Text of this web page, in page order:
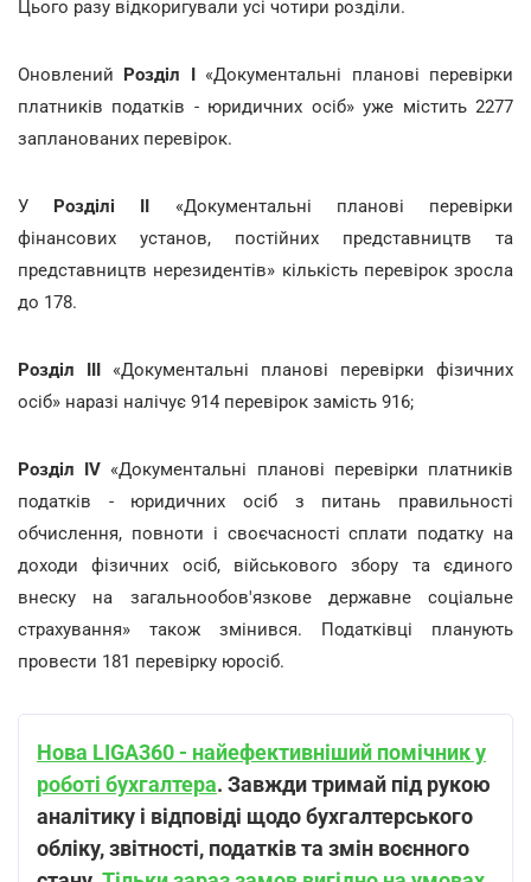
Цього разу відкоригували усі чотири розділи.
Оновлений Розділ I«Документальні планові перевірки
платників податків - юридичних осіб» уже містить 2277
запланованих перевірок.
У Розділі II «Документальні планові перевірки
фінансових установ, постійних представництв та
представництв нерезидентів» кількість перевірок зросла
до 178.
Розділ III «Документальні планові перевірки фізичних
осіб» наразі налічує 914 перевірок замість 916;
Розділ IV «Документальні планові перевірки платників
податків - юридичних осіб з питань правильності
обчислення, повноти і своєчасності сплати податку на
доходи фізичних осіб, військового збору та єдиного
внеску на загальнообов'язкове державне соціальне
страхування» також змінився. Податківці планують
провести 181 перевірку юросіб.
Нова LIGA360 - найефективніший помічник у
роботі бухгалтера. Завжди тримай під рукою
аналітику і відповіді щодо бухгалтерського
обліку, звітності, податків та змін воєнного